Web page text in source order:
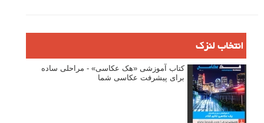
انتخاب لنزک
کتاب آموزشی «هک عکاسی» - مراحلی ساده
برای پیشرفت عکاسی شما